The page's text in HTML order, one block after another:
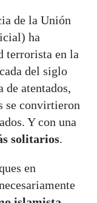
de la Unión
ha
terrorista en la
del siglo
atentados,
se convirtieron
Y con una
solitarios.
en